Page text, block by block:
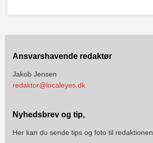
Ansvarshavende redaktør
Jakob Jensen
redaktor@localeyes.dk
Nyhedsbrev og tip,
Her kan du sende tips og foto til redaktionen